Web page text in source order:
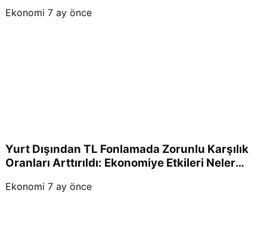
Ekonomi 7 ay önce
Yurt Dışından TL Fonlamada Zorunlu Karşılık
Oranları Arttırıldı: Ekonomiye Etkileri Neler
Ekonomi 7 ay önce